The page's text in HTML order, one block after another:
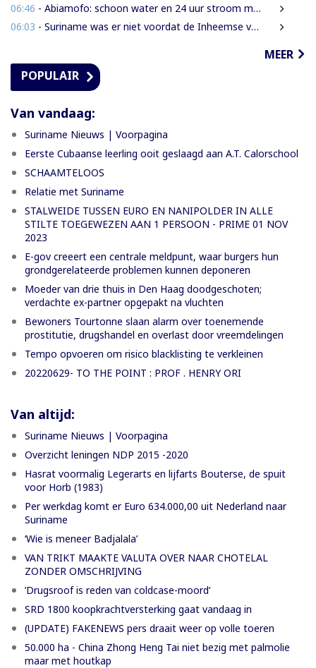
06:46 - Abiamofo: schoon water en 24 uur stroom moeten ook afgelegen dorpen bereiken
06:03 - Suriname was er niet voordat de Inheemse volken er waren
MEER
POPULAIR
Van vandaag:
Suriname Nieuws | Voorpagina
Eerste Cubaanse leerling ooit geslaagd aan A.T. Calorschool
SCHAAMTELOOS
Relatie met Suriname
STALWEIDE TUSSEN EURO EN NANIPOLDER IN ALLE
STILTE TOEGEWEZEN AAN 1 PERSOON - PRIME 01 NOV
2023
E-gov creeert een centrale meldpunt, waar burgers hun
grondgerelateerde problemen kunnen deponeren
Moeder van drie thuis in Den Haag doodgeschoten;
verdachte ex-partner opgepakt na vluchten
Bewoners Tourtonne slaan alarm over toenemende
prostitutie, drugshandel en overlast door vreemdelingen
Tempo opvoeren om risico blacklisting te verkleinen
20220629- TO THE POINT : PROF . HENRY ORI
Van altijd:
Suriname Nieuws | Voorpagina
Overzicht leningen NDP 2015 -2020
Hasrat voormalig Legerarts en lijfarts Bouterse, de spuit
voor Horb (1983)
Per werkdag komt er Euro 634.000,00 uit Nederland naar
Suriname
‘Wie is meneer Badjalala’
VAN TRIKT MAAKTE VALUTA OVER NAAR CHOTELAL
ZONDER OMSCHRIJVING
’Drugsroof is reden van coldcase-moord’
SRD 1800 koopkrachtversterking gaat vandaag in
(UPDATE) FAKENEWS pers draait weer op volle toeren
50.000 ha - China Zhong Heng Tai niet bezig met palmolie
maar met houtkap